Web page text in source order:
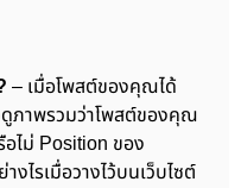
– เมื่อโพสต์ของคุณได้
ภาพรวมว่าโพสต์ของคุณ
อไม่ Position ของ
งไรเมื่อวางไว้บนเว็บไซต์